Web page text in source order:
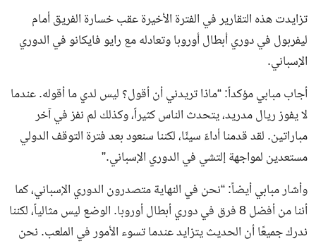
تزايدت هذه التقارير في الفترة الأخيرة عقب خسارة الفريق أمام
ليفربول في دوري أبطال أوروبا وتعادله مع رايو فايكانو في الدوري
الإسباني.
أجاب مبابي مؤكداً: “ماذا تريدني أن أقول؟ ليس لدي ما أقوله. عندما
لا يفوز ريال مدريد، يتحدث الناس كثيراً، وكذلك لم نفز في آخر
مباراتين. لقد قدمنا أداءً سيئًا، لكننا سنعود بعد فترة التوقف الدولي
مستعدين لمواجهة إلتشي في الدوري الإسباني.”
وأشار مبابي أيضاً: “نحن في النهاية متصدرون الدوري الإسباني، كما
أننا من أفضل 8 فرق في دوري أبطال أوروبا. الوضع ليس مثالياً، لكننا
ندرك جميعًا أن الحديث يتزايد عندما تسوء الأمور في الملعب. نحن